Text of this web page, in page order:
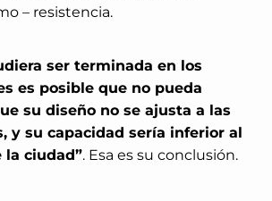
– resistencia.
ser terminada en los
es posible que no pueda
su diseño no se ajusta a las
y su capacidad sería inferior al
la ciudad”. Esa es su conclusión.